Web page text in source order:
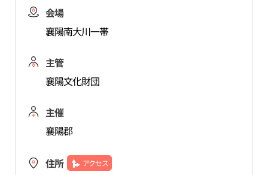
会場
襄陽南大川一帯
主管
襄陽文化財団
主催
襄陽郡
住所 アクセス